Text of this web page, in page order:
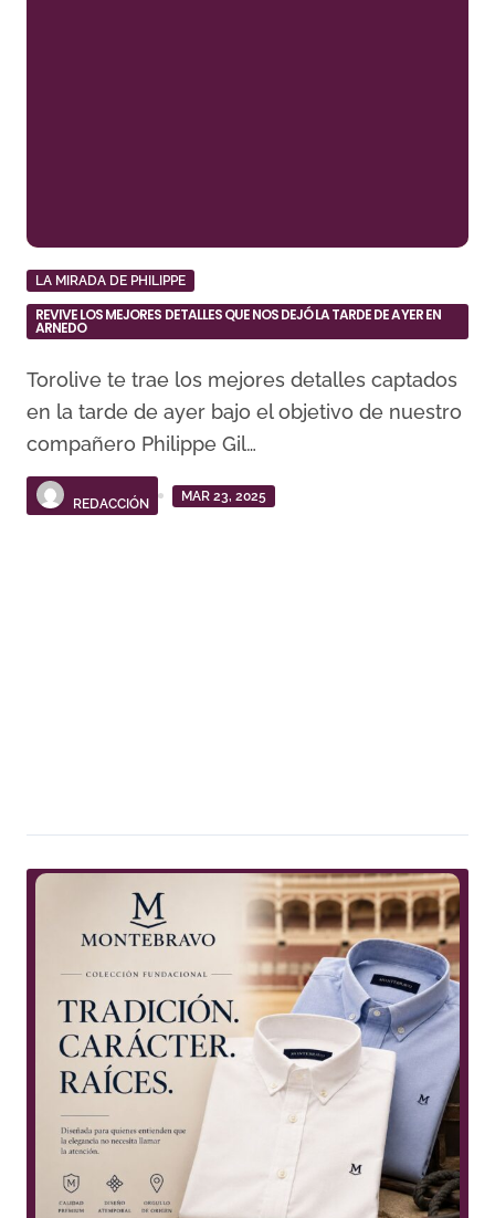
LA MIRADA DE PHILIPPE
REVIVE LOS MEJORES DETALLES QUE NOS DEJÓ LA TARDE DE AYER EN
ARNEDO
Torolive te trae los mejores detalles captados
en la tarde de ayer bajo el objetivo de nuestro
compañero Philippe Gil…
REDACCIÓN
MAR 23, 2025